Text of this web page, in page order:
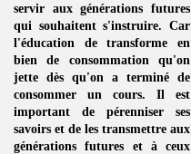
servir aux générations futures
qui souhaitent s'instruire. Car
l'éducation de transforme en
bien de consommation qu'on
jette dès qu'on a terminé de
consommer un cours. Il est
important de pérenniser ses
savoirs et de les transmettre aux
générations futures et à ceux